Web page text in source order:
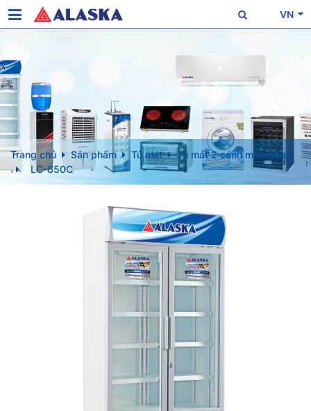
VN
Trang chủ Sản phẩm Tủ mát
Tủ mát 2 cánh mở ngang
LC-650C